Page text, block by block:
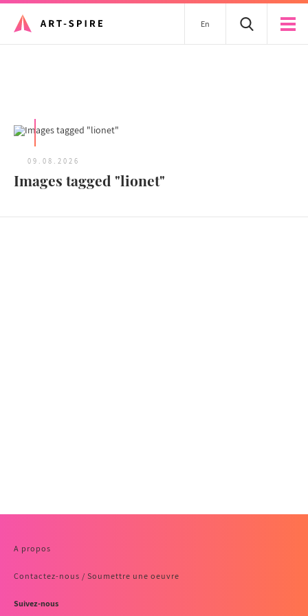
En
09.08.2026
Images tagged "lionet"
A propos
Contactez-nous / Soumettre une oeuvre
Suivez-nous